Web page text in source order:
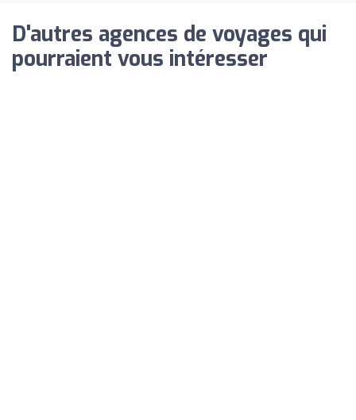
D'autres agences de voyages qui
pourraient vous intéresser